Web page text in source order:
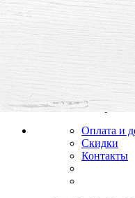
все для
товары,
Оплата и
Скидки
Контакты